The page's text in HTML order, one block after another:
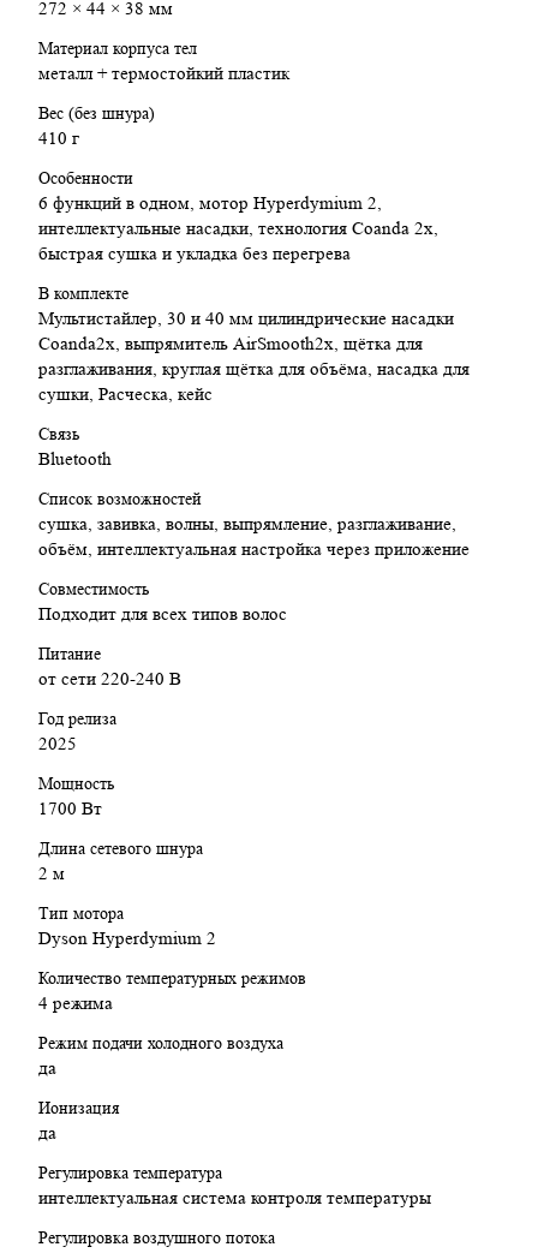
Технология Coanda 2x — завивка и выпрямление с
6 функций в одном устройстве — сушка, завивка, волна,
выпрямление, разглаживание, объём
Режим One-touch ID Curl — настройка укладки по
профилю волос в приложении
настройки температуры и скорости
AirSmooth2x — новая насадка для выпрямления с
воздушным натяжением
Лёгкий вес — всего 410 г
индивидуальный контроль.
Футляр с мягкой подкладкой и подставкой под смартфон
Характеристики:
Двигатель: Dyson Hyperdymium 2
Настройки температуры: 4 (включая холодный обдув)
Количество режимов скорости воздушного потока: 3
Воздушный поток: 14 л/с
Защита от перегрева: есть
Напряжение: 220 В
Дополнительные функции: интеллектуальные насадки
ионизация, автоматическое вращение насадки
Вес: 410 г
Dyson Airwrap Coanda2x — это универсальный мультистайлер
для тех, кто хочет создавать салонную укладку дома без вреда
для волос. Сверхмощный мотор, интеллектуальные функции
продвинутых устройств на рынке. Идеален для тех, кто ценит
скорость, удобство и здоровье своих волос.
272 × 44 × 38 мм
Материал корпуса тел
металл + термостойкий пластик
Вес (без шнура)
410 г
Особенности
6 функций в одном, мотор Hyperdymium 2,
интеллектуальные насадки, технология Coanda 2x,
быстрая сушка и укладка без перегрева
В комплекте
Мультистайлер, 30 и 40 мм цилиндрические насадки
Coanda2x, выпрямитель AirSmooth2x, щётка для
разглаживания, круглая щётка для объёма, насадка для
сушки, Расческа, кейс
Связь
Bluetooth
Список возможностей
сушка, завивка, волны, выпрямление, разглаживание,
объём, интеллектуальная настройка через приложение
Совместимость
Подходит для всех типов волос
Питание
от сети 220-240 В
Год релиза
2025
Мощность
1700 Вт
Длина сетевого шнура
2 м
Тип мотора
Dyson Hyperdymium 2
Количество температурных режимов
4 режима
Режим подачи холодного воздуха
да
Ионизация
да
Регулировка температура
интеллектуальная система контроля температуры
Регулировка воздушного потока